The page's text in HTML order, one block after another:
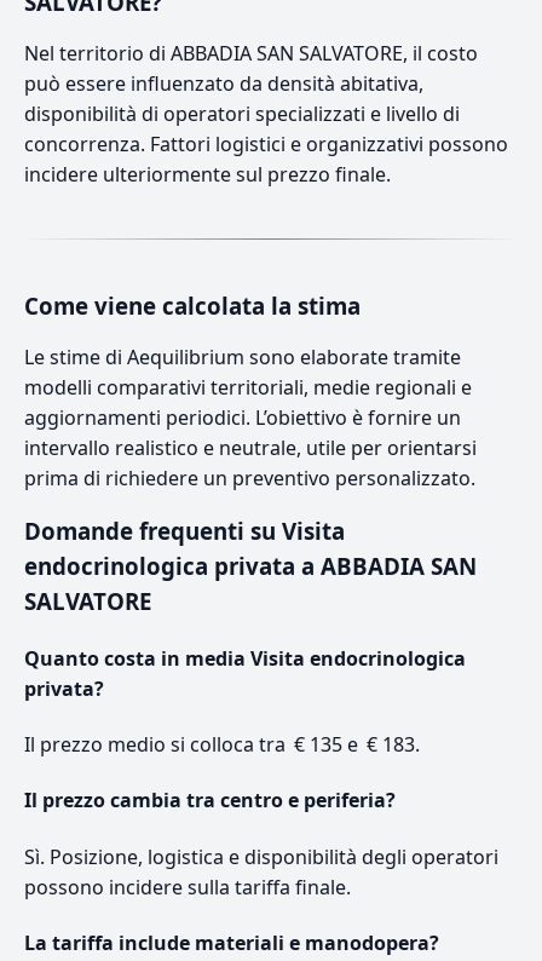
Nel territorio di ABBADIA SAN SALVATORE, il costo
può essere influenzato da densità abitativa,
disponibilità di operatori specializzati e livello di
concorrenza. Fattori logistici e organizzativi possono
incidere ulteriormente sul prezzo finale.
Come viene calcolata la stima
Le stime di Aequilibrium sono elaborate tramite
modelli comparativi territoriali, medie regionali e
aggiornamenti periodici. L’obiettivo è fornire un
intervallo realistico e neutrale, utile per orientarsi
prima di richiedere un preventivo personalizzato.
Domande frequenti su Visita
endocrinologica privata a ABBADIA SAN
SALVATORE
Quanto costa in media Visita endocrinologica
privata?
Il prezzo medio si colloca tra € 135 e € 183.
Il prezzo cambia tra centro e periferia?
Sì. Posizione, logistica e disponibilità degli operatori
possono incidere sulla tariffa finale.
La tariffa include materiali e manodopera?